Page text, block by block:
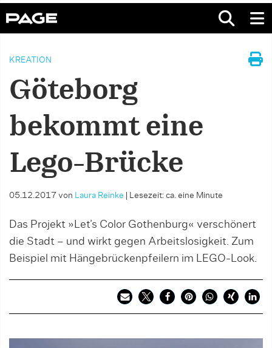
KREATION
Göteborg
bekommt eine
Lego-Brücke
05.12.2017 von Laura Reinke Lesezeit: ca. eine Minute
Das Projekt »Let’s Color Gothenburg« verschönert
die Stadt – und wirkt gegen Arbeitslosigkeit. Zum
Beispiel mit Hängebrückenpfeilern im LEGO-Look.